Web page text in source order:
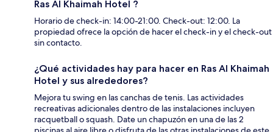
Ras Al Khaimah Hotel ?
Horario de check-in: 14:00-21:00. Check-out: 12:00. La
propiedad ofrece la opción de hacer el check-in y el check-out
sin contacto.
¿Qué actividades hay para hacer en Ras Al Khaimah
Hotel y sus alrededores?
Mejora tu swing en las canchas de tenis. Las actividades
recreativas adicionales dentro de las instalaciones incluyen
racquetball o squash. Date un chapuzón en una de las 2